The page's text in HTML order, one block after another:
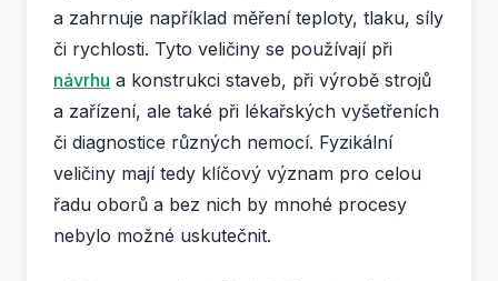
a zahrnuje například měření teploty, tlaku, síly
či rychlosti. Tyto veličiny se používají při
návrhu a konstrukci staveb, při výrobě strojů
a zařízení, ale také při lékařských vyšetřeních
či diagnostice různých nemocí. Fyzikální
veličiny mají tedy klíčový význam pro celou
řadu oborů a bez nich by mnohé procesy
nebylo možné uskutečnit.